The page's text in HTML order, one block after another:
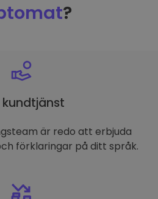
?
kundtjänst
är redo att erbjuda
förklaringar på ditt språk.